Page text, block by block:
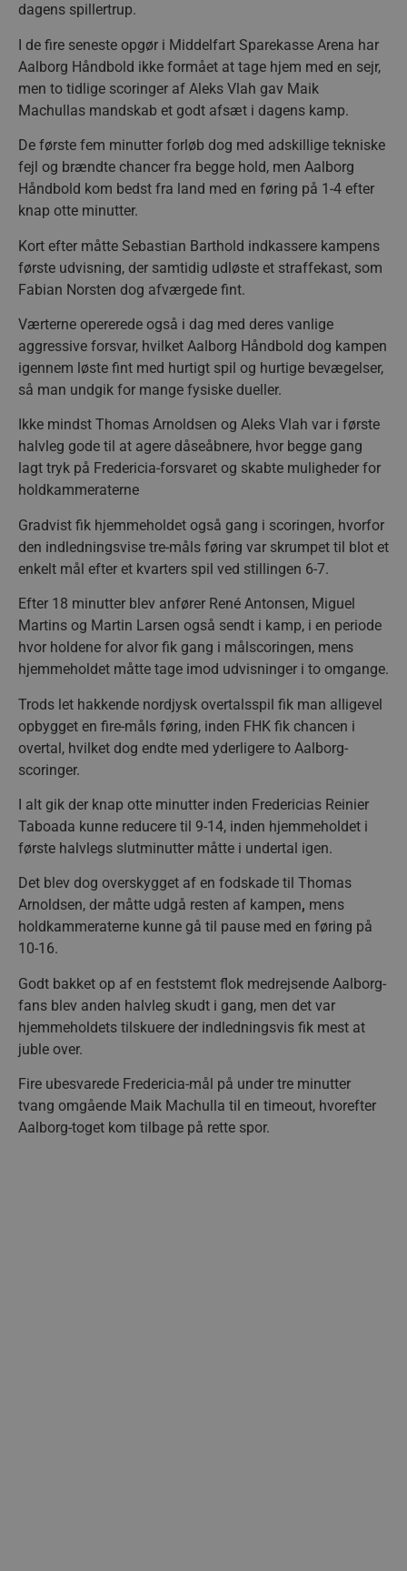
dagens spillertrup.
I de fire seneste opgør i Middelfart Sparekasse Arena har
Aalborg Håndbold ikke formået at tage hjem med en sejr,
men to tidlige scoringer af Aleks Vlah gav Maik
Machullas mandskab et godt afsæt i dagens kamp.
De første fem minutter forløb dog med adskillige tekniske
fejl og brændte chancer fra begge hold, men Aalborg
Håndbold kom bedst fra land med en føring på 1-4 efter
knap otte minutter.
Kort efter måtte Sebastian Barthold indkassere kampens
første udvisning, der samtidig udløste et straffekast, som
Fabian Norsten dog afværgede fint.
Værterne opererede også i dag med deres vanlige
aggressive forsvar, hvilket Aalborg Håndbold dog kampen
igennem løste fint med hurtigt spil og hurtige bevægelser,
så man undgik for mange fysiske dueller.
Ikke mindst Thomas Arnoldsen og Aleks Vlah var i første
halvleg gode til at agere dåseåbnere, hvor begge gang
lagt tryk på Fredericia-forsvaret og skabte muligheder for
holdkammeraterne
Gradvist fik hjemmeholdet også gang i scoringen, hvorfor
den indledningsvise tre-måls føring var skrumpet til blot et
enkelt mål efter et kvarters spil ved stillingen 6-7.
Efter 18 minutter blev anfører René Antonsen, Miguel
Martins og Martin Larsen også sendt i kamp, i en periode
hvor holdene for alvor fik gang i målscoringen, mens
hjemmeholdet måtte tage imod udvisninger i to omgange.
Trods let hakkende nordjysk overtalsspil fik man alligevel
opbygget en fire-måls føring, inden FHK fik chancen i
overtal, hvilket dog endte med yderligere to Aalborg-
scoringer.
I alt gik der knap otte minutter inden Fredericias Reinier
Taboada kunne reducere til 9-14, inden hjemmeholdet i
første halvlegs slutminutter måtte i undertal igen.
Det blev dog overskygget af en fodskade til Thomas
Arnoldsen, der måtte udgå resten af kampen, mens
holdkammeraterne kunne gå til pause med en føring på
10-16.
Godt bakket op af en feststemt flok medrejsende Aalborg-
fans blev anden halvleg skudt i gang, men det var
hjemmeholdets tilskuere der indledningsvis fik mest at
juble over.
Fire ubesvarede Fredericia-mål på under tre minutter
tvang omgående Maik Machulla til en timeout, hvorefter
Aalborg-toget kom tilbage på rette spor.